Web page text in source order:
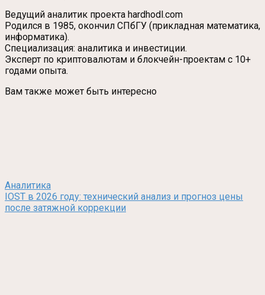
Ведущий аналитик проекта hardhodl.com
Родился в 1985, окончил СПбГУ (прикладная математика,
информатика).
Специализация: аналитика и инвестиции.
Эксперт по криптовалютам и блокчейн-проектам с 10+
годами опыта.
Вам также может быть интересно
Аналитика
IOST в 2026 году: технический анализ и прогноз цены
после затяжной коррекции